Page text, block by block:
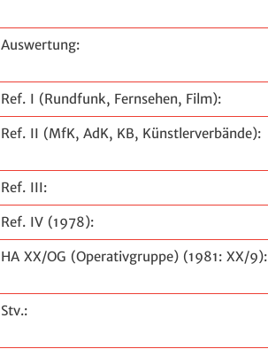
Auswertung:
Ref. I (Rundfunk, Fernsehen, Film):
Ref. II (MfK, AdK, KB, Künstlerverbände):
Ref. III:
Ref. IV (1978):
HA XX/OG (Operativgruppe) (1981: XX/9):
Stv.: